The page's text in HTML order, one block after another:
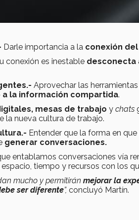
Darle importancia a la conexión
conexión es inestable desconecta
Aprovechar las
a la información compartida.
mesas de trabajo y chats
la nueva cultura de trabajo.
Entender que la forma en
generar conversaciones.
entablamos conversaciones vía
espacio, tiempo y recursos con los
mucho y permitirán mejorar la
ser diferente”, concluyó Martín.